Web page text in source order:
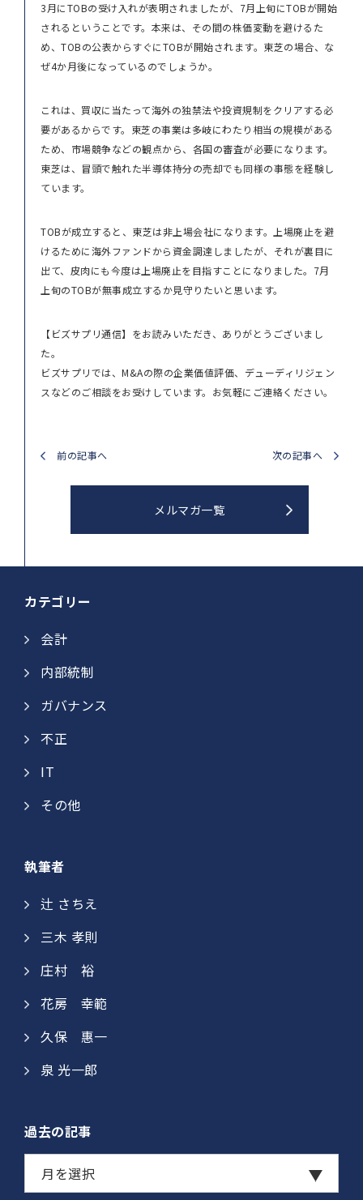
3月にTOBの受け入れが表明されましたが、7月上旬にTOBが開始
されるということです。本来は、その間の株価変動を避けるた
め、TOBの公表からすぐにTOBが開始されます。東芝の場合、な
ぜ4か月後になっているのでしょうか。
これは、買収に当たって海外の独禁法や投資規制をクリアする必
要があるからです。東芝の事業は多岐にわたり相当の規模がある
ため、市場競争などの観点から、各国の審査が必要になります。
東芝は、冒頭で触れた半導体持分の売却でも同様の事態を経験し
ています。
TOBが成立すると、東芝は非上場会社になります。上場廃止を避
けるために海外ファンドから資金調達しましたが、それが裏目に
出て、皮肉にも今度は上場廃止を目指すことになりました。7月
上旬のTOBが無事成立するか見守りたいと思います。
【ビズサプリ通信】をお読みいただき、ありがとうございまし
た。
ビズサプリでは、M&Aの際の企業価値評価、デューディリジェン
スなどのご相談をお受けしています。お気軽にご連絡ください。
前の記事へ
メルマガ一覧
次の記事へ
カテゴリー
会計
内部統制
ガバナンス
不正
IT
その他
執筆者
辻 さちえ
三木 孝則
庄村 裕​
花房 幸範​
久保 惠一​​
泉 光一郎
過去の記事